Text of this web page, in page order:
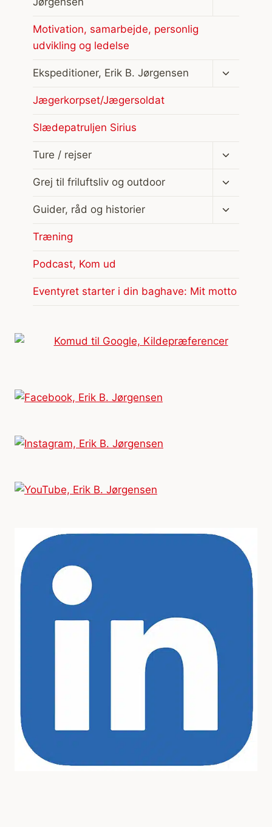
Motivation, samarbejde, personlig
udvikling og ledelse
Ekspeditioner, Erik B. Jørgensen
Skift
Jægerkorpset/Jægersoldat
Slædepatruljen Sirius
Ture / rejser
Skift
Grej til friluftsliv og outdoor
Skift
Guider, råd og historier
Skift
Træning
Podcast, Kom ud
Eventyret starter i din baghave: Mit motto